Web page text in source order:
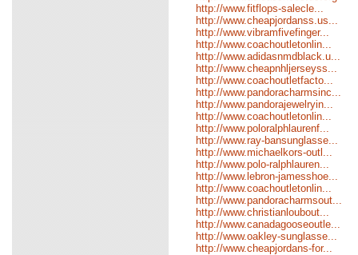
http://www.fitflops-salecle...
http://www.cheapjordanss.us...
http://www.vibramfivefinger...
http://www.coachoutletonlin...
http://www.adidasnmdblack.u...
http://www.cheapnhljerseyss...
http://www.coachoutletfacto...
http://www.pandoracharmsinc...
http://www.pandorajewelryin...
http://www.coachoutletonlin...
http://www.poloralphlaurenf...
http://www.ray-bansunglasse...
http://www.michaelkors-outl...
http://www.polo-ralphlauren...
http://www.lebron-jamesshoe...
http://www.coachoutletonlin...
http://www.pandoracharmsout...
http://www.christianloubout...
http://www.canadagooseoutle...
http://www.oakley-sunglasse...
http://www.cheapjordans-for...